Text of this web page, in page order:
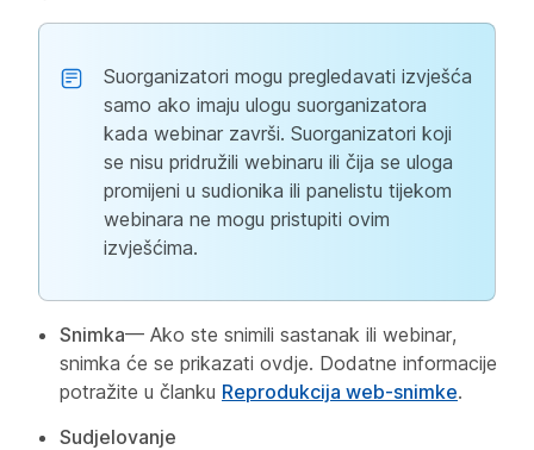
Suorganizatori mogu pregledavati izvješća
samo ako imaju ulogu suorganizatora
kada webinar završi. Suorganizatori koji
se nisu pridružili webinaru ili čija se uloga
promijeni u sudionika ili panelistu tijekom
webinara ne mogu pristupiti ovim
izvješćima.
Snimka— Ako ste snimili sastanak ili webinar,
snimka će se prikazati ovdje. Dodatne informacije
potražite u članku Reprodukcija web-snimke.
Sudjelovanje